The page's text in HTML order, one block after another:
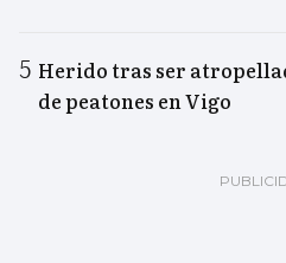
Herido tras ser
de peatones en Vigo